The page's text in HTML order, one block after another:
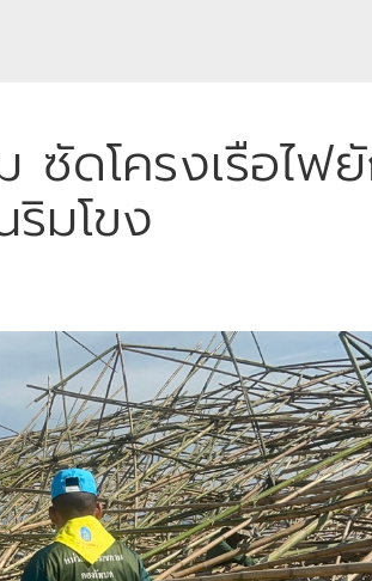
ดโครงเรือไฟ
มโขง